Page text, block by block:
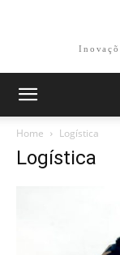
Home Logística
Logística